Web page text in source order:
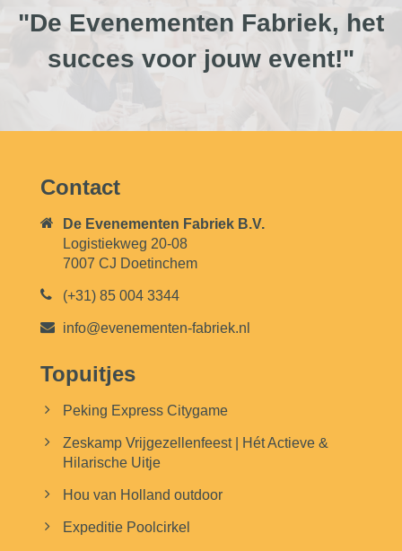
"De Evenementen Fabriek, het
succes voor jouw event!"
Contact
De Evenementen Fabriek B.V.
Logistiekweg 20-08
7007 CJ Doetinchem
(+31) 85 004 3344
info@evenementen-fabriek.nl
Topuitjes
Peking Express Citygame
Zeskamp Vrijgezellenfeest | Hét Actieve &
Hilarische Uitje
Hou van Holland outdoor
Expeditie Poolcirkel